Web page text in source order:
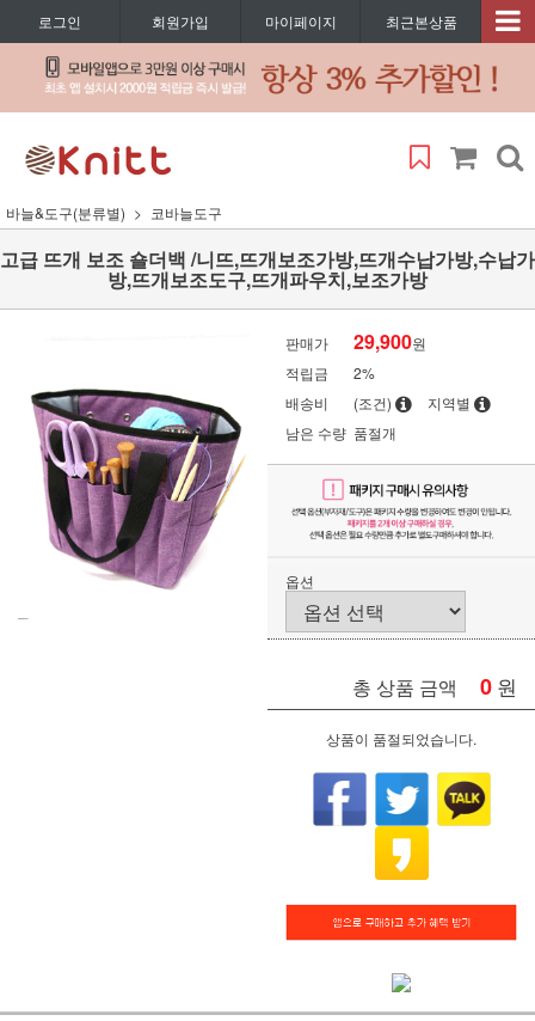
로그인 회원가입 마이페이지 최근본상품
바늘&도구(분류별) 코바늘도구
고급 뜨개 보조 숄더백 /니뜨,뜨개보조가방,뜨개수납가방,수납가
방,뜨개보조도구,뜨개파우치,보조가방
판매가 29,900원
적립금
2%
배송비
(조건)
지역별
남은 수량 품절개
옵션
총 상품 금액 0 원
상품이 품절되었습니다.